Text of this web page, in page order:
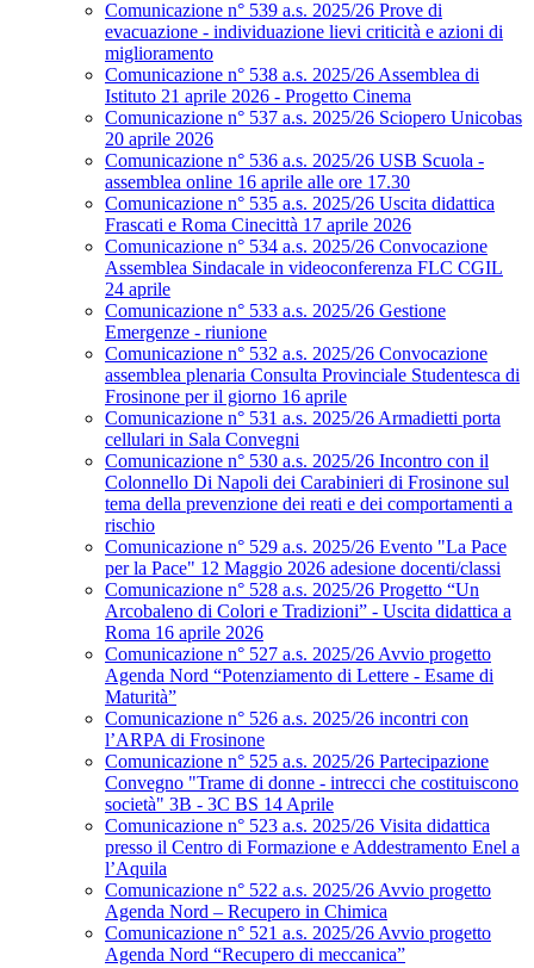
Comunicazione n° 539 a.s. 2025/26 Prove di
evacuazione - individuazione lievi criticità e azioni di
miglioramento
Comunicazione n° 538 a.s. 2025/26 Assemblea di
Istituto 21 aprile 2026 - Progetto Cinema
Comunicazione n° 537 a.s. 2025/26 Sciopero Unicobas
20 aprile 2026
Comunicazione n° 536 a.s. 2025/26 USB Scuola -
assemblea online 16 aprile alle ore 17.30
Comunicazione n° 535 a.s. 2025/26 Uscita didattica
Frascati e Roma Cinecittà 17 aprile 2026
Comunicazione n° 534 a.s. 2025/26 Convocazione
Assemblea Sindacale in videoconferenza FLC CGIL
24 aprile
Comunicazione n° 533 a.s. 2025/26 Gestione
Emergenze - riunione
Comunicazione n° 532 a.s. 2025/26 Convocazione
assemblea plenaria Consulta Provinciale Studentesca di
Frosinone per il giorno 16 aprile
Comunicazione n° 531 a.s. 2025/26 Armadietti porta
cellulari in Sala Convegni
Comunicazione n° 530 a.s. 2025/26 Incontro con il
Colonnello Di Napoli dei Carabinieri di Frosinone sul
tema della prevenzione dei reati e dei comportamenti a
rischio
Comunicazione n° 529 a.s. 2025/26 Evento "La Pace
per la Pace" 12 Maggio 2026 adesione docenti/classi
Comunicazione n° 528 a.s. 2025/26 Progetto “Un
Arcobaleno di Colori e Tradizioni” - Uscita didattica a
Roma 16 aprile 2026
Comunicazione n° 527 a.s. 2025/26 Avvio progetto
Agenda Nord “Potenziamento di Lettere - Esame di
Maturità”
Comunicazione n° 526 a.s. 2025/26 incontri con
l’ARPA di Frosinone
Comunicazione n° 525 a.s. 2025/26 Partecipazione
Convegno "Trame di donne - intrecci che costituiscono
società" 3B - 3C BS 14 Aprile
Comunicazione n° 523 a.s. 2025/26 Visita didattica
presso il Centro di Formazione e Addestramento Enel a
l’Aquila
Comunicazione n° 522 a.s. 2025/26 Avvio progetto
Agenda Nord – Recupero in Chimica
Comunicazione n° 521 a.s. 2025/26 Avvio progetto
Agenda Nord “Recupero di meccanica”